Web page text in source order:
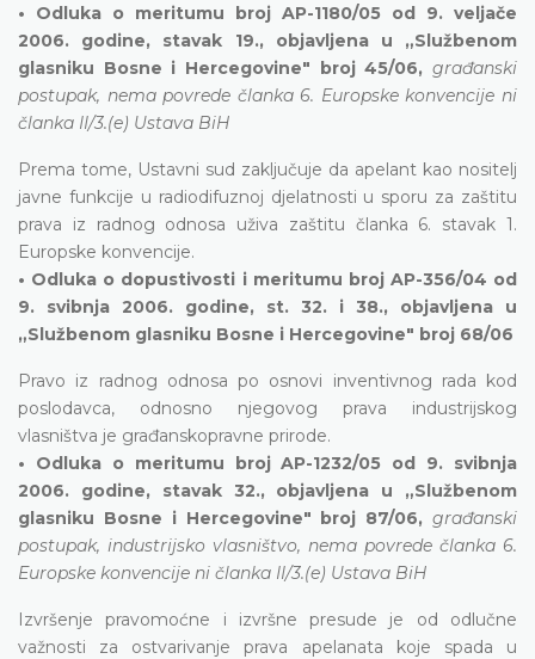
• Odluka o meritumu broj AP-1180/05 od 9. veljače
2006. godine, stavak 19., objavljena u „Službenom
glasniku Bosne i Hercegovine" broj 45/06, građanski
postupak, nema povrede članka 6. Europske konvencije ni
članka II/3.(e) Ustava BiH
Prema tome, Ustavni sud zaključuje da apelant kao nositelj
javne funkcije u radiodifuznoj djelatnosti u sporu za zaštitu
prava iz radnog odnosa uživa zaštitu članka 6. stavak 1.
Europske konvencije.
• Odluka o dopustivosti i meritumu broj AP-356/04 od
9. svibnja 2006. godine, st. 32. i 38., objavljena u
„Službenom glasniku Bosne i Hercegovine" broj 68/06
Pravo iz radnog odnosa po osnovi inventivnog rada kod
poslodavca, odnosno njegovog prava industrijskog
vlasništva je građanskopravne prirode.
• Odluka o meritumu broj AP-1232/05 od 9. svibnja
2006. godine, stavak 32., objavljena u „Službenom
glasniku Bosne i Hercegovine" broj 87/06, građanski
postupak, industrijsko vlasništvo, nema povrede članka 6.
Europske konvencije ni članka II/3.(e) Ustava BiH
Izvršenje pravomoćne i izvršne presude je od odlučne
važnosti za ostvarivanje prava apelanata koje spada u